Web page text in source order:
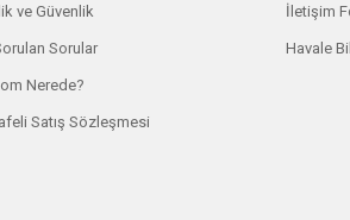
ve Güvenlik
Sorular
Nerede?
Satış Sözleşmesi
İletişim
Havale